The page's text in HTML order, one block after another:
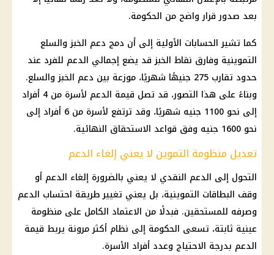
بعد صدور قرار واضح من الحكومة.
كما تشير الحسابات الأولية إلى أن دمج دعم الخبزوالسلع
التموينية وفارق نقاط الخبز قد يضع إجمالي الدعم للفرد عند
حدود تقارب 275 جنيهًا شهريًا، موزعة بين
دعم الخبزوالسلع.
وبناءً على هذا التصور، قد تصل قيمة الدعم لأسرة من 4 أفراد
إلى نحو 1100 جنيه شهريًا، وقد ترتفع لأسرة من 6 أفراد إلى
نحو 1600 جنيه وفق قواعد الاستحقاق النهائية.
تعديل منظومة التموين لا يعني إلغاء الدعم
التحول إلى الدعم النقدي لا يعني بالضرورة إلغاء الدعم أو
وقف البطاقات التموينية، بل يعني تغيير طريقة احتساب الدعم
وصرفه للمستحقين. فبدلًا من الاعتماد الكامل على منظومة
عينية ثابتة، تسعى الحكومة إلى نظام أكثر مرونة يربط قيمة
الدعم بدرجة الاحتياج وعدد أفراد الأسرة.